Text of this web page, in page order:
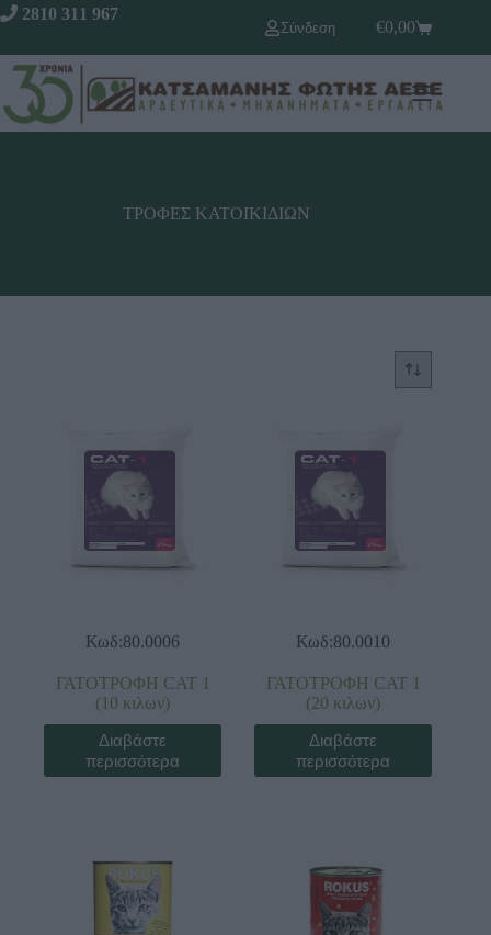
2810 311 967
Σύνδεση
€0,00
ΤΡΟΦΕΣ ΚΑΤΟΙΚΙΔΙΩΝ
Κωδ:80.0006
ΓΑΤΟΤΡΟΦΗ CAT 1
(10 κιλων)
Διαβάστε
περισσότερα
Κωδ:80.0010
ΓΑΤΟΤΡΟΦΗ CAT 1
(20 κιλων)
Διαβάστε
περισσότερα